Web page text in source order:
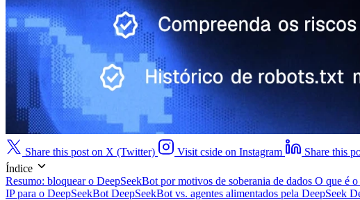
Share this post on X (Twitter) Visit cside on Instagram Share this
Índice
Resumo: bloquear o DeepSeekBot por motivos de soberania de dados O que é
IP para o DeepSeekBot DeepSeekBot vs. agentes alimentados pela DeepSeek